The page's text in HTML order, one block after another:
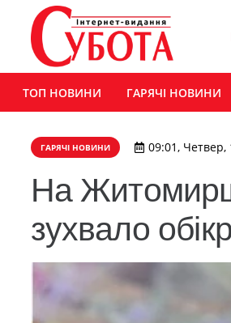
ТОП НОВИНИ ГАРЯЧІ НОВИНИ
ГАРЯЧІ НОВИНИ 09:01, Четвер,
На
зухвало